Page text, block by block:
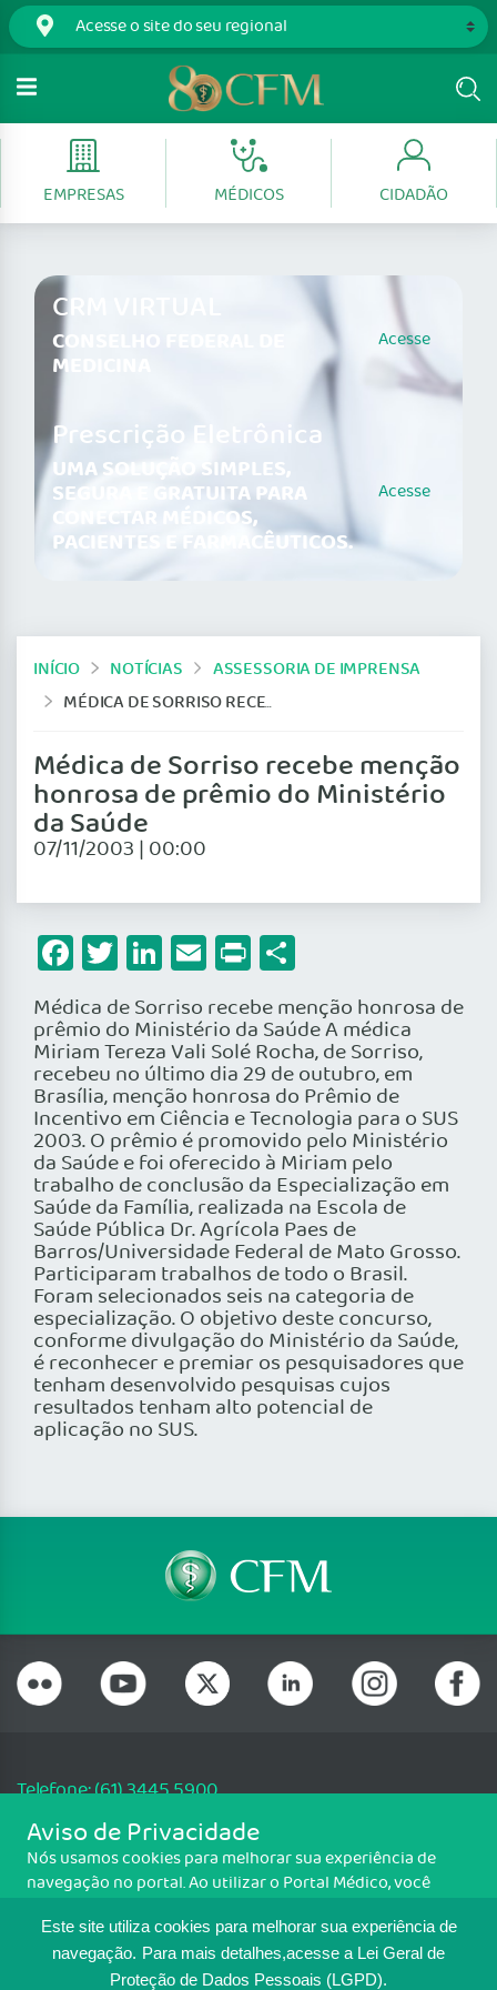
Este site utiliza cookies para melhorar sua experiência de
navegação. Para mais detalhes,acesse a Lei Geral de
Proteção de Dados Pessoais (LGPD).
EMPRESAS MÉDICOS CIDADÃO
CRM VIRTUAL
CONSELHO FEDERAL DE
MEDICINA
Acesse
Prescrição Eletrônica
UMA SOLUÇÃO SIMPLES,
SEGURA E GRATUITA PARA
CONECTAR MÉDICOS,
PACIENTES E FARMACÊUTICOS.
Acesse
INÍCIO NOTÍCIAS
ASSESSORIA DE IMPRENSA
MÉDICA DE SORRISO RECEBE MENÇÃO HONROSA DE PRÊMIO DO MINISTÉRIO DA SAÚDE
Médica de Sorriso recebe menção
honrosa de prêmio do Ministério
da Saúde
07/11/2003 | 00:00
Facebook
Twitter
LinkedIn
Email
Print
Médica de Sorriso recebe menção honrosa de
prêmio do Ministério da Saúde A médica
Miriam Tereza Vali Solé Rocha, de Sorriso,
recebeu no último dia 29 de outubro, em
Brasília, menção honrosa do Prêmio de
Incentivo em Ciência e Tecnologia para o SUS
2003. O prêmio é promovido pelo Ministério
da Saúde e foi oferecido à Miriam pelo
trabalho de conclusão da Especialização em
Saúde da Família, realizada na Escola de
Saúde Pública Dr. Agrícola Paes de
Barros/Universidade Federal de Mato Grosso.
Participaram trabalhos de todo o Brasil.
Foram selecionados seis na categoria de
especialização. O objetivo deste concurso,
conforme divulgação do Ministério da Saúde,
é reconhecer e premiar os pesquisadores que
tenham desenvolvido pesquisas cujos
resultados tenham alto potencial de
aplicação no SUS.
Telefone: (61) 3445 5900
Email: cfm@portalmedico.org.br
SGAS 616, Conjunto D, Lote 115, L2 Sul, Brasília/DF - CEP: 70200-760 -
CNPJ: 33.583.550/0001-30
MAPA DO SITE
Aviso de Privacidade
Nós usamos cookies para melhorar sua experiência de
navegação no portal. Ao utilizar o Portal Médico, você
Para ter mais informações sobre como isso é feito, acesse
Política de cookies. Se você concorda, clique em ACEITO.